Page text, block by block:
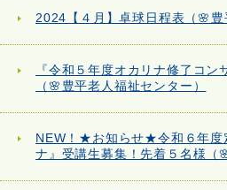
2024【４月】卓球日程表（🌸豊
『令和５年度オカリナ修了コン
（🌸豊平老人福祉センター）
NEW！★お知らせ★令和６年度
ナ』受講生募集！先着５名様（